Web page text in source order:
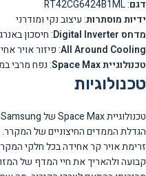
דגם: RT42CG6424B1ML
ידיות מוסתרות: עיצוב נקי ומודרני
מדחס Digital Inverter
: חיסכון
All Around Cooling: פיזור אויר
טכנולוגיית Space Max
: נפח מרבי
טכנולוגיות
זרימת אויר קר אחידה בכל חלקי